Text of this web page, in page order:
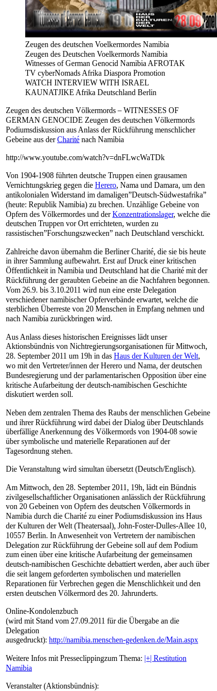
Zeugen des deutschen Voelkermordes Namibia
Zeugen des Deutschen Voelkermords Namibia
Witnesses of German Genocid Namibia AFROTAK
TV cyberNomads Afrika Diaspora Promotion
WATCH INTERVIEW WITH ISRAEL
KAUNATJIKE Afrika Deutschland Berlin
Zeugen des deutschen Völkermords – WITNESSES OF
GERMAN GENOCIDE Zeugen des deutschen Völkermords
Podiumsdiskussion aus Anlass der Rückführung menschlicher
Gebeine aus derCharité nach Namibia
http://www.youtube.com/watch?v=dnFLwcWaTDk
Von 1904-1908 führten deutsche Truppen einen grausamen
Vernichtungskrieg gegen die Herero, Nama und Damara, um den
antikolonialen Widerstand im damaligen”Deutsch-Südwestafrika”
(heute: Republik Namibia) zu brechen. Unzählige Gebeine von
Opfern des Völkermordes und derKonzentrationslager, welche die
deutschen Truppen vor Ort errichteten, wurden zu
rassistischen”Forschungszwecken” nach Deutschland verschickt.
Zahlreiche davon übernahm die Berliner Charité, die sie bis heute
in ihrer Sammlung aufbewahrt. Erst auf Druck einer kritischen
Öffentlichkeit in Namibia und Deutschland hat die Charité mit der
Rückführung der geraubten Gebeine an die Nachfahren begonnen.
Vom 26.9. bis 3.10.2011 wird nun eine erste Delegation
verschiedener namibischer Opferverbände erwartet, welche die
sterblichen Überreste von 20 Menschen in Empfang nehmen und
nach Namibia zurückbringen wird.
Aus Anlass dieses historischen Ereignisses lädt unser
Aktionsbündnis von Nichtregierungsorganisationen für Mittwoch,
28. September 2011 um 19h in das Haus der Kulturen der Welt,
wo mit den Vertreter/innen der Herero und Nama, der deutschen
Bundesregierung und der parlamentarischen Opposition über eine
kritische Aufarbeitung der deutsch-namibischen Geschichte
diskutiert werden soll.
Neben dem zentralen Thema des Raubs der menschlichen Gebeine
und ihrer Rückführung wird dabei der Dialog über Deutschlands
überfällige Anerkennung des Völkermords von 1904-08 sowie
über symbolische und materielle Reparationen auf der
Tagesordnung stehen.
Die Veranstaltung wird simultan übersetzt (Deutsch/Englisch).
Am Mittwoch, den 28. September 2011, 19h, lädt ein Bündnis
zivilgesellschaftlicher Organisationen anlässlich der Rückführung
von 20 Gebeinen von Opfern des deutschen Völkermords in
Namibia durch die Charité zu einer Podiumsdiskussion ins Haus
der Kulturen der Welt (Theatersaal), John-Foster-Dulles-Allee 10,
10557 Berlin. In Anwesenheit von Vertretern der namibischen
Delegation zur Rückführung der Gebeine soll auf dem Podium
zum einen über eine kritische Aufarbeitung der gemeinsamen
deutsch-namibischen Geschichte debattiert werden, aber auch über
die seit langem geforderten symbolischen und materiellen
Reparationen für Verbrechen gegen die Menschlichkeit und den
ersten deutschen Völkermord des 20. Jahrunderts.
Online-Kondolenzbuch
(wird mit Stand vom 27.09.2011 für die Übergabe an die
Delegation
ausgedruckt): http://namibia.menschen-gedenken.de/Main.aspx
Weitere Infos mit Presseclippingzum Thema: |+| Restitution
Namibia
Veranstalter (Aktionsbündnis):